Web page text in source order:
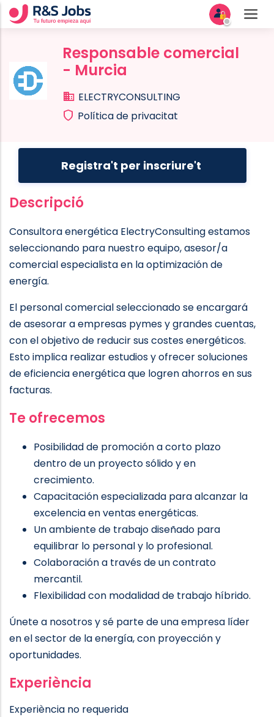
Responsable comercial
- Murcia
ELECTRYCONSULTING
Política de privacitat
Registra't per inscriure't
Descripció
Consultora energética ElectryConsulting estamos
seleccionando para nuestro equipo, asesor/a
comercial especialista en la optimización de
energía.
El personal comercial seleccionado se encargará
de asesorar a empresas pymes y grandes cuentas,
con el objetivo de reducir sus costes energéticos.
Esto implica realizar estudios y ofrecer soluciones
de eficiencia energética que logren ahorros en sus
facturas.
Te ofrecemos
Posibilidad de promoción a corto plazo
dentro de un proyecto sólido y en
crecimiento.
Capacitación especializada para alcanzar la
excelencia en ventas energéticas.
Un ambiente de trabajo diseñado para
equilibrar lo personal y lo profesional.
Colaboración a través de un contrato
mercantil.
Flexibilidad con modalidad de trabajo híbrido.
Únete a nosotros y sé parte de una empresa líder
en el sector de la energía, con proyección y
oportunidades.
Experiència
Experiència no requerida